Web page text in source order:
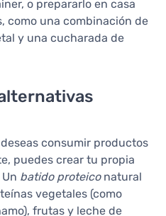
o prepararlo en casa
como una combinación de
y una cucharada de
consumir productos
puedes crear tu propia
batido proteiconatural
vegetales (como
frutas y leche de